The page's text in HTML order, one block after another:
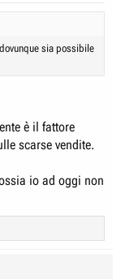
sia possibile
è il fattore
scarse vendite.
io ad oggi non